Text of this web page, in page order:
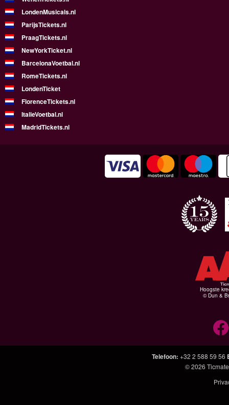
LondenMusicals.nl
ParijsTickets.nl
PraagTickets.nl
NewYorkTicket.nl
BarcelonaVoetbal.nl
RomeTickets.nl
LondenTicket
FlorenceTickets.nl
ItalieVoetbal.nl
MadridTickets.nl
Hoogste
© Dun &
Telefoon: +32 2 588 59 56
© 2026